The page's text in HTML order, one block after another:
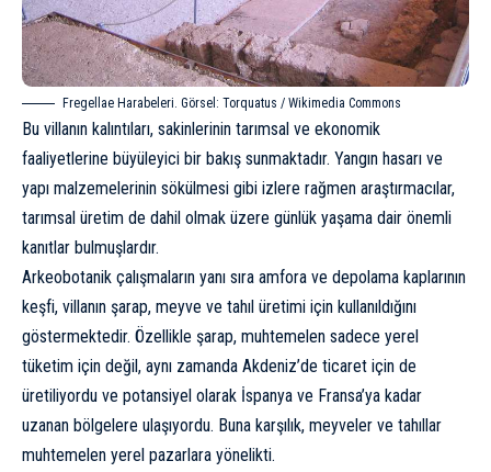
Fregellae Harabeleri. Görsel: Torquatus / Wikimedia Commons
Bu villanın kalıntıları, sakinlerinin tarımsal ve ekonomik
faaliyetlerine büyüleyici bir bakış sunmaktadır. Yangın hasarı ve
yapı malzemelerinin sökülmesi gibi izlere rağmen araştırmacılar,
tarımsal üretim de dahil olmak üzere günlük yaşama dair önemli
kanıtlar bulmuşlardır.
Arkeobotanik çalışmaların yanı sıra amfora ve depolama kaplarının
keşfi, villanın şarap, meyve ve tahıl üretimi için kullanıldığını
göstermektedir. Özellikle şarap, muhtemelen sadece yerel
tüketim için değil, aynı zamanda Akdeniz’de ticaret için de
üretiliyordu ve potansiyel olarak İspanya ve Fransa’ya kadar
uzanan bölgelere ulaşıyordu. Buna karşılık, meyveler ve tahıllar
muhtemelen yerel pazarlara yönelikti.